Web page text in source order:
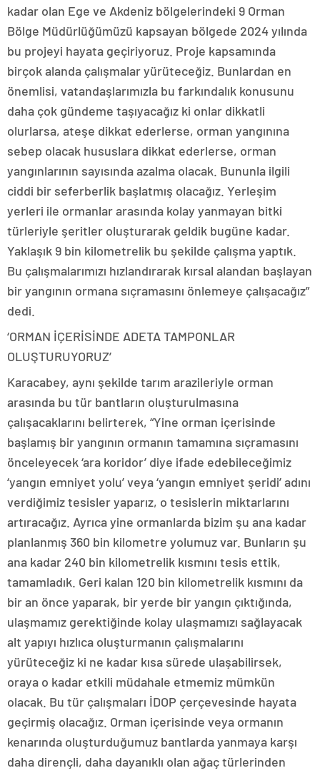
kadar olan Ege ve Akdeniz bölgelerindeki 9 Orman
Bölge Müdürlüğümüzü kapsayan bölgede 2024 yılında
bu projeyi hayata geçiriyoruz. Proje kapsamında
birçok alanda çalışmalar yürüteceğiz. Bunlardan en
önemlisi, vatandaşlarımızla bu farkındalık konusunu
daha çok gündeme taşıyacağız ki onlar dikkatli
olurlarsa, ateşe dikkat ederlerse, orman yangınına
sebep olacak hususlara dikkat ederlerse, orman
yangınlarının sayısında azalma olacak. Bununla ilgili
ciddi bir seferberlik başlatmış olacağız. Yerleşim
yerleri ile ormanlar arasında kolay yanmayan bitki
türleriyle şeritler oluşturarak geldik bugüne kadar.
Yaklaşık 9 bin kilometrelik bu şekilde çalışma yaptık.
Bu çalışmalarımızı hızlandırarak kırsal alandan başlayan
bir yangının ormana sıçramasını önlemeye çalışacağız”
dedi.
‘ORMAN İÇERİSİNDE ADETA TAMPONLAR
OLUŞTURUYORUZ’
Karacabey, aynı şekilde tarım arazileriyle orman
arasında bu tür bantların oluşturulmasına
çalışacaklarını belirterek, “Yine orman içerisinde
başlamış bir yangının ormanın tamamına sıçramasını
önceleyecek ‘ara koridor’ diye ifade edebileceğimiz
‘yangın emniyet yolu’ veya ‘yangın emniyet şeridi’ adını
verdiğimiz tesisler yaparız, o tesislerin miktarlarını
artıracağız. Ayrıca yine ormanlarda bizim şu ana kadar
planlanmış 360 bin kilometre yolumuz var. Bunların şu
ana kadar 240 bin kilometrelik kısmını tesis ettik,
tamamladık. Geri kalan 120 bin kilometrelik kısmını da
bir an önce yaparak, bir yerde bir yangın çıktığında,
ulaşmamız gerektiğinde kolay ulaşmamızı sağlayacak
alt yapıyı hızlıca oluşturmanın çalışmalarını
yürüteceğiz ki ne kadar kısa sürede ulaşabilirsek,
oraya o kadar etkili müdahale etmemiz mümkün
olacak. Bu tür çalışmaları İDOP çerçevesinde hayata
geçirmiş olacağız. Orman içerisinde veya ormanın
kenarında oluşturduğumuz bantlarda yanmaya karşı
daha dirençli, daha dayanıklı olan ağaç türlerinden